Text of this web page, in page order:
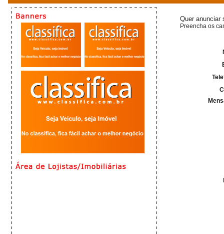
Quer anunciar
Preencha os